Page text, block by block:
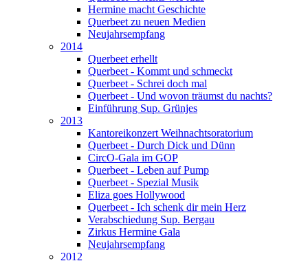
Hermine macht Geschichte
Querbeet zu neuen Medien
Neujahrsempfang
2014
Querbeet erhellt
Querbeet - Kommt und schmeckt
Querbeet - Schrei doch mal
Querbeet - Und wovon träumst du nachts?
Einführung Sup. Grünjes
2013
Kantoreikonzert Weihnachtsoratorium
Querbeet - Durch Dick und Dünn
CircO-Gala im GOP
Querbeet - Leben auf Pump
Querbeet - Spezial Musik
Eliza goes Hollywood
Querbeet - Ich schenk dir mein Herz
Verabschiedung Sup. Bergau
Zirkus Hermine Gala
Neujahrsempfang
2012